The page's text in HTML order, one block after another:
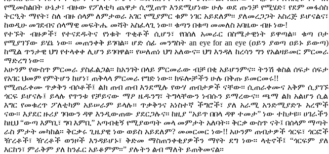
የሚመስልበት ሁኔታ፣ ብዙው የፖለቲካ ጨዋታ ሲሟጠጥ እንደሚሆነው ሁሉ ወደ ጡንቻ የሚሄድ፣ የደም መፋሰስ
ትርዒት ማየት፣ ስለ ብዙ ሰላም ለምታወራ አገር የሚያምር ቁም ነገር አይደለም፡፡ ያለመረጋጋት አስረጅ ይሆናልና፣
ከወዲሁ መገደብና ሰላማዊ መፍትሔ መሻት አስፈላጊ ነው፡፡ ቁጣን በቁጣ መመለስ አባዜው ብዙ ነው!
የተኙት ብዙዎች፣ የተናደዱትና የነቁት ጥቂቶች ሲሆን፣ የበሰለ አመራር በስሜታዊነት ይዋጣል፡፡ ቁጣ ቦታ
የሚያገኘው ይሄኔ ነው፡፡ መጠንቀቅ ይገባል፡፡ ሆድ ሰፊ መንግስት an eye for an eye (ዐይን ያወጣ ዐይኑ ይውጣ)
ከሚል ጥንታዊ ህግ የተላቀቀ ሊሆን ይገባዋል፡፡ የሠለጠነ ህግ አለውና፡፡ ህግ እንዳለ ከረሳን ግን የአልዛይመር ምርመራ
ማድረግ ነው፡፡
አሁንም የውስጥ ምርመራ ያስፈልጋል፡፡ ከአንገት በላይ ምርመራው ብቻ በቂ አይሆንምና፡፡ ትንሽ ቁስል ሰፍታ ሰፍታ
የአገር ህመም የምትሆን ከሆነ፣ ጠቅላላ ምርመራ የግድ ነው፡፡ ክፍሎቻችን ሁሉ በቅጡ ይመርመሩ!!
የሚጠራቀሙ ጥቃቅን ብሶቶች፤ ልክ ጠብ ጠብ እንደሚሉ የውሃ ጠብታዎች ናቸው፡፡ ሲጠራቀሙና አቅም ሲያገኙ
ጎርፍ ይሆናሉ፤ ይላሉ የጥንቱ የቻይናው ማዖ ዜዱንግ፣ ትግላቸውን ነብሱን ይማረውና፡፡ ጫማ ልክ አልሆን ሲል
እግር የመቁረጥ ፖለቲካም አይሠራም ይላሉ፡፡ ጥቃቅንና አነስተኛ ችግሮች፣ ያለ አራሚ አንድሚያድጉ አረሞች
ናው፡፡ እያደር ዙሪያ ገባውን ዳዋ እንዲውጠው ያደርጋሉና፡፡ ከዚያ “አይጥ በበላ ዳዋ ተመታ” ነው ተከታዩ፡፡ ሀገራችን
ከዚህ “ውጣ እምቢ፣ ግባ እምቢ” አጣብቂኝ የሚያወጣት መላ መምታት አለባት፡፡ ቅርቃ ውስጥ ናት፤ በሰላም ማጣት
ራስ ምታት መካከል፡፡ ቅርቃሩ ጊዜያዊ ነው ወይስ አይደለም? መመርመር ነው!! አሁንም ጠብታዎች ጎርፍ፣ ጎርፎች
ዥረቶች፣ ዥረቶች ወንዞች እንዳይሆኑ፣ ቅድመ ማስጠንቀቂያዎችን ማየት ደግ ነው፡፡ ላቲኖች፤ “ጎርፍም ያለ
እርከን፣ ምራቅም ያለ ከንፈር አይቆምም፡፡” ያሉትን ልብ ማለት ይጠቅመናል፡፡